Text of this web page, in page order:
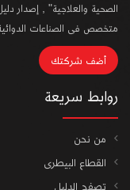
الصحية والعلاجية" , إصدار
متخصص فى الصناعات
أضف شركتك
روابط سريعة
من نحن
القطاع البيطرى
تصفح الدليل